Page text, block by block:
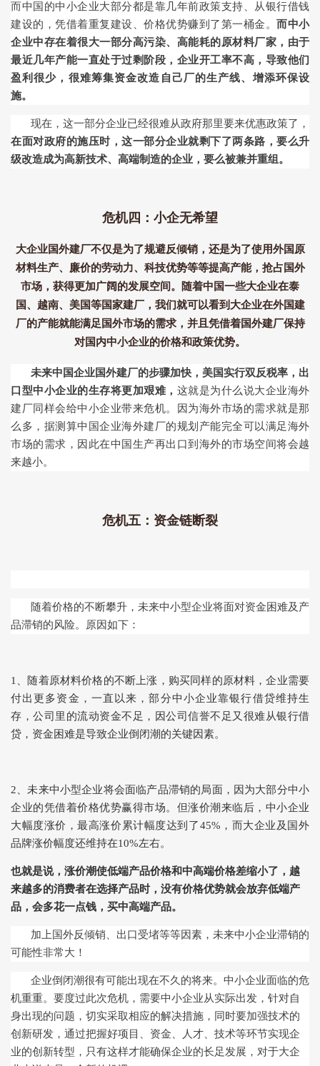
而中国的中小企业大部分都是靠几年前政策支持、从银行借钱
建设的，凭借着重复建设、价格优势赚到了第一桶金。 而中小
企业中存在着很大一部分高污染、高能耗的原材料厂家，由于
最近几年产能一直处于过剩阶段，企业开工率不高，导致他们
盈利很少，很难筹集资金改造自己厂的生产线、增添环保设
施。
现在，这一部分企业已经很难从政府那里要来优惠政策了，
在面对政府的施压时，这一部分企业就剩下了两条路，要么升
级改造成为高新技术、高端制造的企业，要么被兼并重组。
危机四：小企无希望
大企业国外建厂不仅是为了规避反倾销，还是为了使用外国原
材料生产、廉价的劳动力、科技优势等等提高产能，抢占国外
市场，获得更加广阔的发展空间。随着中国一些大企业在泰
国、越南、美国等国家建厂，我们就可以看到大企业在外国建
厂的产能就能满足国外市场的需求，并且凭借着国外建厂保持
对国内中小企业的价格和政策优势。
未来中国企业国外建厂的步骤加快，美国实行双反税率，出
口型中小企业的生存将更加艰难， 这就是为什么说大企业海外
建厂同样会给中小企业带来危机。因为海外市场的需求就是那
么多，据测算中国企业海外建厂的规划产能完全可以满足海外
市场的需求，因此在中国生产再出口到海外的市场空间将会越
来越小。
危机五：资金链断裂
随着价格的不断攀升，未来中小型企业将面对资金困难及产
品滞销的风险。原因如下：
1、随着原材料价格的不断上涨，购买同样的原材料，企业需要
付出更多资金，一直以来，部分中小企业靠银行借贷维持生
存，公司里的流动资金不足，因公司信誉不足又很难从银行借
贷，资金困难是导致企业倒闭潮的关键因素。
2、未来中小型企业将会面临产品滞销的局面，因为大部分中小
企业的凭借着价格优势赢得市场。但涨价潮来临后，中小企业
大幅度涨价，最高涨价累计幅度达到了45%，而大企业及国外
品牌涨价幅度还维持在10%左右。
也就是说，涨价潮使低端产品价格和中高端价格差缩小了，越
来越多的消费者在选择产品时，没有价格优势就会放弃低端产
品，会多花一点钱，买中高端产品。
加上国外反倾销、出口受堵等等因素，未来中小企业滞销的
可能性非常大！
企业倒闭潮很有可能出现在不久的将来。中小企业面临的危
机重重。要度过此次危机，需要中小企业从实际出发，针对自
身出现的问题，切实采取相应的解决措施，同时要加强技术的
创新研发，通过把握好项目、资金、人才、技术等环节实现企
业的创新转型，只有这样才能确保企业的长足发展，对于大企